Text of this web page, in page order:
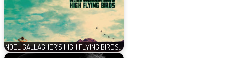
NOEL GALLAGHER’S HIGH FLYING BIRDS…